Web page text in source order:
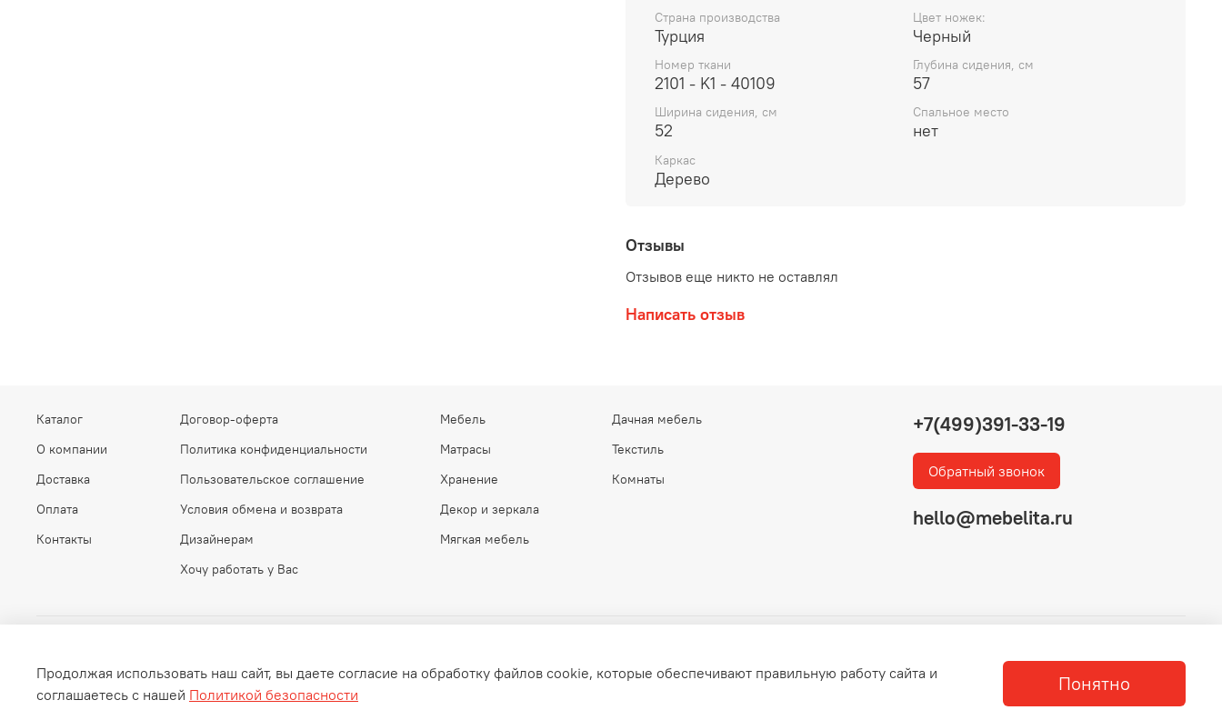
Страна производства
Турция
Цвет ножек:
Черный
Номер ткани
2101 - K1 - 40109
Глубина сидения, см
57
Ширина сидения, см
52
Спальное место
нет
Каркас
Дерево
Отзывы
Отзывов еще никто не оставлял
Написать отзыв
Каталог
О компании
Доставка
Оплата
Контакты
Договор-оферта
Политика конфиденциальности
Пользовательское соглашение
Условия обмена и возврата
Дизайнерам
Хочу работать у Вас
Мебель
Матрасы
Хранение
Декор и зеркала
Мягкая мебель
Дачная мебель
Текстиль
Комнаты
+7(499)391-33-19
Обратный звонок
hello@mebelita.ru
Интернет-магазин дизайнерской мебели, света и декора Mebelita.ru © 2015–2026. Все права защищены
Продолжая использовать наш сайт, вы даете согласие на обработку файлов cookie, которые обеспечивают правильную работу сайта и
соглашаетесь с нашей Политикой безопасности Понятно